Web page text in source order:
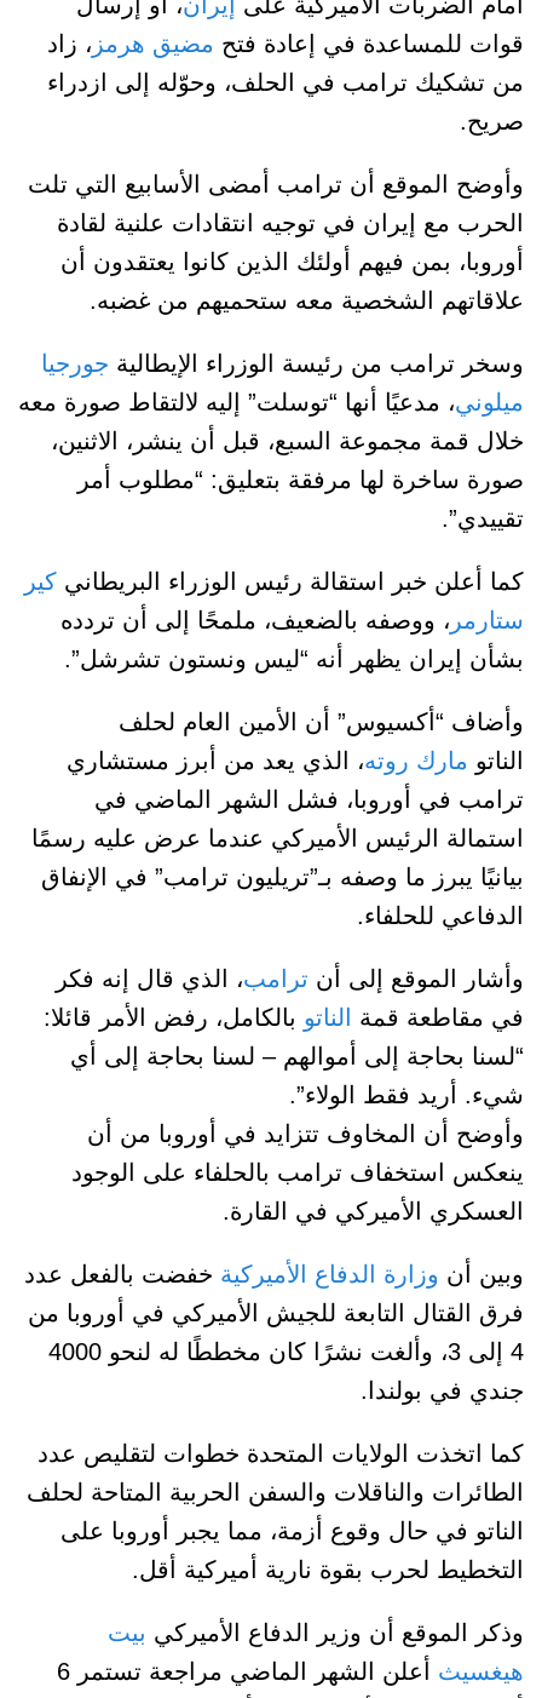
قوات للمساعدة في إعادة فتح مضيق هرمز ، زاد
من تشكيك ترامب في الحلف، وحوّله إلى ازدراء
صريح.
وأوضح الموقع أن ترامب أمضى الأسابيع التي تلت
الحرب مع إيران في توجيه انتقادات علنية لقادة
أوروبا، بمن فيهم أولئك الذين كانوا يعتقدون أن
علاقاتهم الشخصية معه ستحميهم من غضبه.
وسخر ترامب من رئيسة الوزراء الإيطالية جورجيا
ميلوني، مدعيًا أنها “توسلت” إليه لالتقاط صورة معه
خلال قمة مجموعة السبع، قبل أن ينشر، الاثنين،
صورة ساخرة لها مرفقة بتعليق: “مطلوب أمر
تقييدي”.
كما أعلن خبر استقالة رئيس الوزراء البريطاني كير
ستارمر ، ووصفه بالضعيف، ملمحًا إلى أن تردده
بشأن إيران يظهر أنه “ليس ونستون تشرشل”.
وأضاف “أكسيوس” أن الأمين العام لحلف
الناتو مارك روته، الذي يعد من أبرز مستشاري
ترامب في أوروبا، فشل الشهر الماضي في
استمالة الرئيس الأميركي عندما عرض عليه رسمًا
بيانيًا يبرز ما وصفه بـ”تريليون ترامب” في الإنفاق
الدفاعي للحلفاء.
وأشار الموقع إلى أن ترامب، الذي قال إنه فكر
في مقاطعة قمة
الناتو بالكامل، رفض الأمر قائلا:
“لسنا بحاجة إلى أموالهم – لسنا بحاجة إلى أي
شيء. أريد فقط الولاء”.
وأوضح أن المخاوف تتزايد في أوروبا من أن
ينعكس استخفاف ترامب بالحلفاء على الوجود
العسكري الأميركي في القارة.
وبين أن وزارة الدفاع الأميركية خفضت بالفعل عدد
فرق القتال التابعة للجيش الأميركي في أوروبا من
4 إلى 3، وألغت نشرًا كان مخططًا له لنحو 4000
جندي في بولندا.
كما اتخذت الولايات المتحدة خطوات لتقليص عدد
الطائرات والناقلات والسفن الحربية المتاحة لحلف
الناتو في حال وقوع أزمة، مما يجبر أوروبا على
التخطيط لحرب بقوة نارية أميركية أقل.
وذكر الموقع أن وزير الدفاع الأميركي بيت
هيغسيث
أعلن الشهر الماضي مراجعة تستمر 6